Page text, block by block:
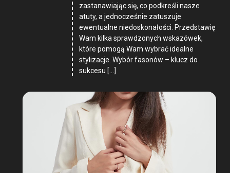
zastanawiając się, co podkreśli nasze
atuty, a jednocześnie zatuszuje
ewentualne niedoskonałości. Przedstawię
Wam kilka sprawdzonych wskazówek,
które pomogą Wam wybrać idealne
stylizacje. Wybór fasonów – klucz do
sukcesu […]